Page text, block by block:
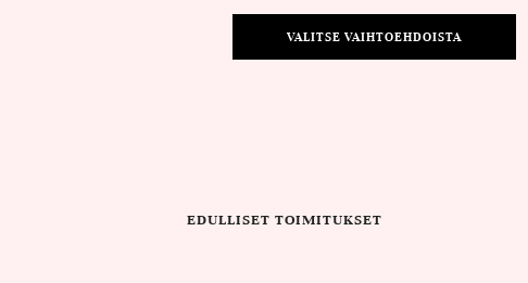
VALITSE VAIHTOEHDOISTA
EDULLISET TOIMITUKSET